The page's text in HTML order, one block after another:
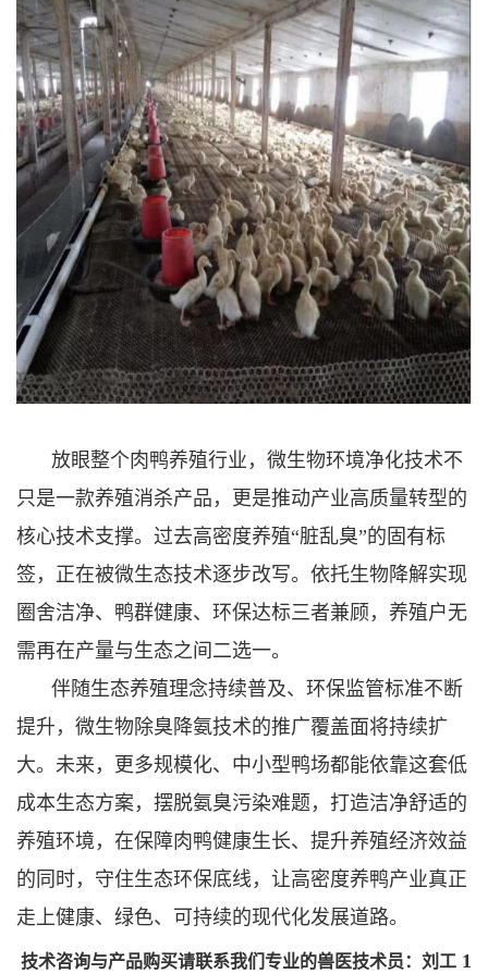
放眼整个肉鸭养殖行业，微生物环境净化技术不
只是一款养殖消杀产品，更是推动产业高质量转型的
核心技术支撑。过去高密度养殖“脏乱臭”的固有标
签，正在被微生态技术逐步改写。依托生物降解实现
圈舍洁净、鸭群健康、环保达标三者兼顾，养殖户无
需再在产量与生态之间二选一。
伴随生态养殖理念持续普及、环保监管标准不断
提升，微生物除臭降氨技术的推广覆盖面将持续扩
大。未来，更多规模化、中小型鸭场都能依靠这套低
成本生态方案，摆脱氨臭污染难题，打造洁净舒适的
养殖环境，在保障肉鸭健康生长、提升养殖经济效益
的同时，守住生态环保底线，让高密度养鸭产业真正
走上健康、绿色、可持续的现代化发展道路。
技术咨询与产品购买请联系我们专业的兽医技术员：刘工 1